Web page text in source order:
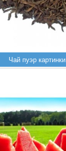
Чай пуэр картинки